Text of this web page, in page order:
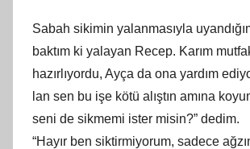
Sabah sikimin yalanmasıyla
baktım ki yalayan Recep. Karım
hazırlıyordu, Ayça da ona yardım
lan sen bu işe kötü alıştın amına
seni de sikmemi ister misin?” dedim.
“Hayır ben siktirmiyorum, sadece